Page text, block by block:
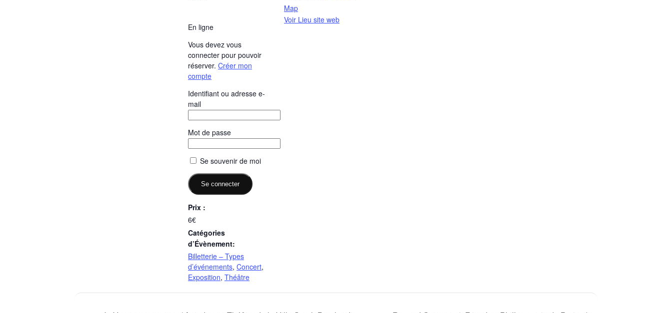
En ligne
Vous devez vous
connecter pour pouvoir
réserver. Créer mon
compte
Identifiant ou adresse e-
mail
Mot de passe
Se souvenir de moi
Prix :
6€
Catégories
d’Évènement:
Billetterie – Types
d’événements, Concert,
Exposition, Théâtre
Map
Voir Lieu site web